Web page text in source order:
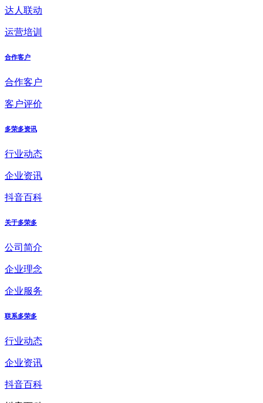
达人联动
运营培训
合作客户
合作客户
客户评价
多荣多资讯
行业动态
企业资讯
抖音百科
关于多荣多
公司简介
企业理念
企业服务
联系多荣多
行业动态
企业资讯
抖音百科